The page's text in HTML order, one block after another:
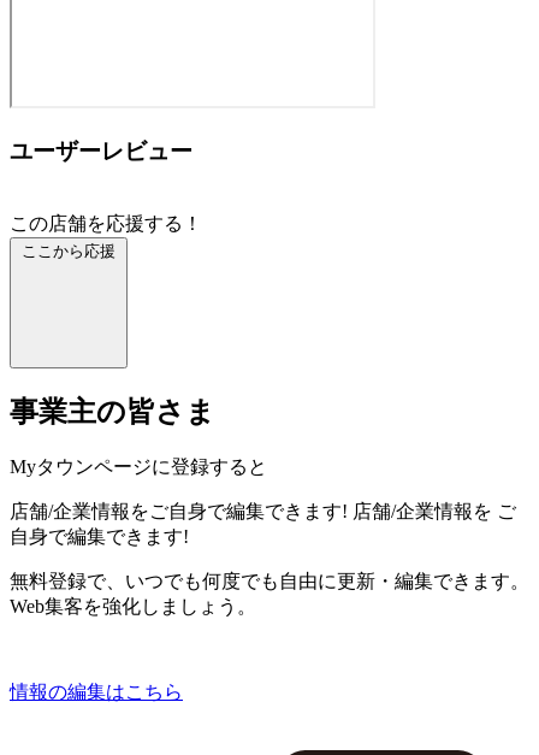
ユーザーレビュー
この店舗を応援する！
ここから応援
事業主の皆さま
Myタウンページに登録すると
店舗/企業情報をご自身で編集できます! 店舗/企業情報を ご
自身で編集できます!
無料登録で、いつでも何度でも自由に更新・編集できます。
Web集客を強化しましょう。
情報の編集はこちら